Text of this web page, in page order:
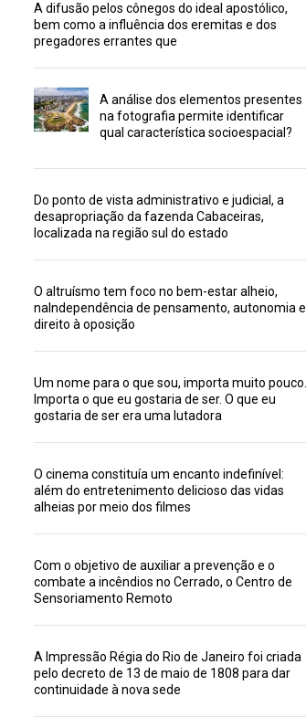
A difusão pelos cônegos do ideal apostólico,
bem como a influência dos eremitas e dos
pregadores errantes que
A análise dos elementos presentes
na fotografia permite identificar
qual característica socioespacial?
Do ponto de vista administrativo e judicial, a
desapropriação da fazenda Cabaceiras,
localizada na região sul do estado
O altruísmo tem foco no bem-estar alheio,
naIndependência de pensamento, autonomia e
direito à oposição
Um nome para o que sou, importa muito pouco.
Importa o que eu gostaria de ser. O que eu
gostaria de ser era uma lutadora
O cinema constituía um encanto indefinível:
além do entretenimento delicioso das vidas
alheias por meio dos filmes
Com o objetivo de auxiliar a prevenção e o
combate a incêndios no Cerrado, o Centro de
Sensoriamento Remoto
A Impressão Régia do Rio de Janeiro foi criada
pelo decreto de 13 de maio de 1808 para dar
continuidade à nova sede